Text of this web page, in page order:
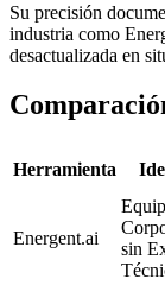
Su precisión
industria como
desactualizada en
Herramienta
Energent.ai
sin